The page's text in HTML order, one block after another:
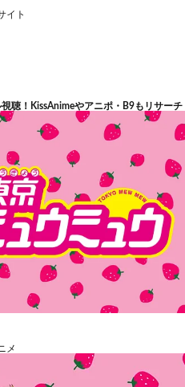
イト
聴！KissAnimeやアニポ・B9もリサーチ
メ